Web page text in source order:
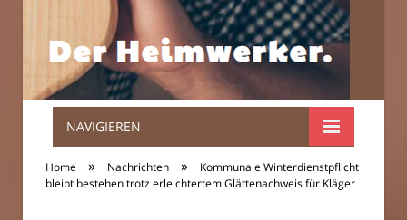
Der
Heimwerker.
NAVIGIEREN
Home » Nachrichten »
Kommunale Winterdienstpflicht
bleibt bestehen trotz erleichtertem Glättenachweis für Kläger